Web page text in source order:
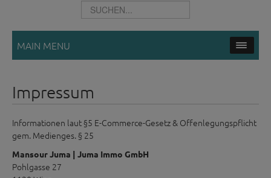
MAIN MENU
Impressum
Informationen laut §5 E-Commerce-Gesetz & Offenlegungspflicht
gem. Medienges. § 25
Mansour Juma | Juma Immo GmbH
Pohlgasse 27